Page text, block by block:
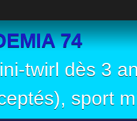
74
twirl dès 3
sport